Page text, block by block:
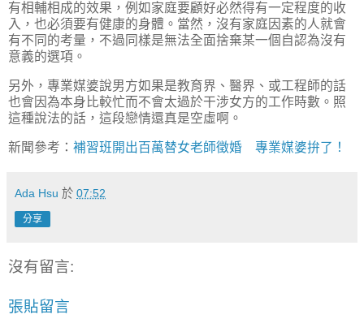
有相輔相成的效果，例如家庭要顧好必然得有一定程度的收
入，也必須要有健康的身體。當然，沒有家庭因素的人就會
有不同的考量，不過同樣是無法全面捨棄某一個自認為沒有
意義的選項。
另外，專業媒婆說男方如果是教育界、醫界、或工程師的話
也會因為本身比較忙而不會太過於干涉女方的工作時數。照
這種說法的話，這段戀情還真是空虛啊。
新聞參考： 補習班開出百萬替女老師徵婚 專業媒婆拚了！
Ada Hsu 於 07:52
分享
沒有留言:
張貼留言